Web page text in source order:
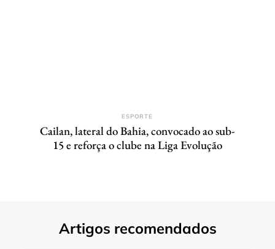
ESPORTE
Cailan, lateral do Bahia, convocado ao sub-
15 e reforça o clube na Liga Evolução
Artigos recomendados